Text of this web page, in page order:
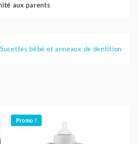
aux parents
Sucettes bébé et anneaux de dentition
Promo !